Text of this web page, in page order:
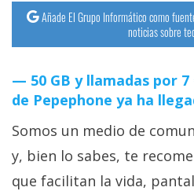
Añade El Grupo Informático como
noticias sobre
50 GB y llamadas por
de Pepephone ya ha
Somos un medio de
y, bien lo sabes, te
que facilitan la vida,